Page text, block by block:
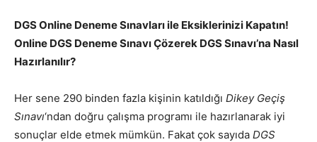
DGS Online Deneme Sınavları ile Eksiklerinizi Kapatın!
Online DGS Deneme Sınavı Çözerek DGS Sınavı’na Nasıl
Hazırlanılır?
Her sene 290 binden fazla kişinin katıldığı Dikey Geçiş
Sınavı‘ndan doğru çalışma programı ile hazırlanarak iyi
sonuçlar elde etmek mümkün. Fakat çok sayıda DGS